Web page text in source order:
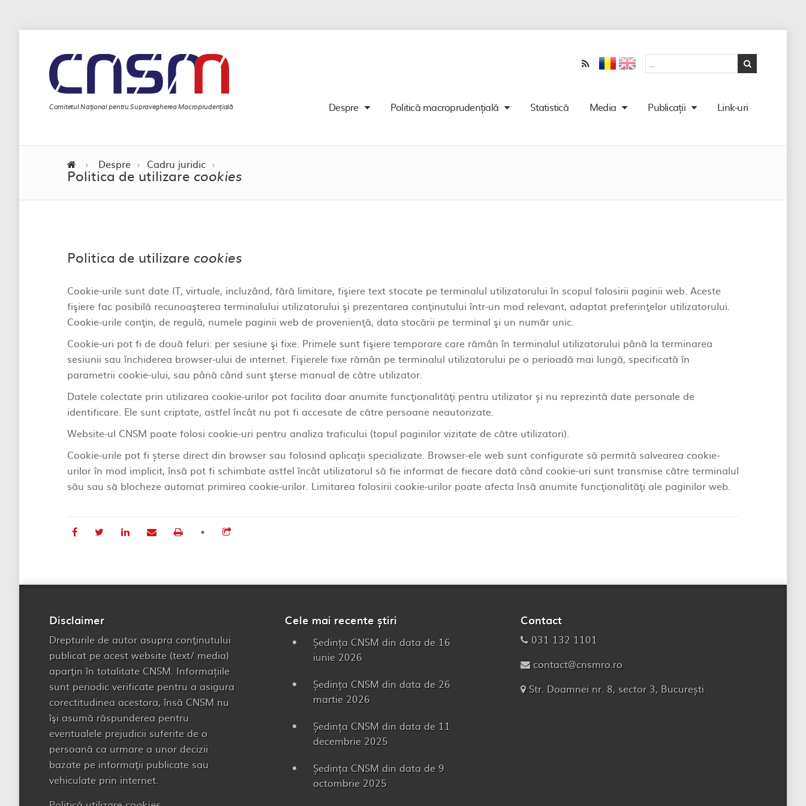
Comitetul Național pentru Supravegherea Macroprudențială Despre Politică macroprudențială Statistică Media Publicații Link-uri
› Despre › Cadru juridic ›
Politica de utilizare cookies
Politica de utilizare cookies
Cookie-urile sunt date IT, virtuale, incluzând, fără limitare, fişiere text stocate pe terminalul utilizatorului în scopul folosirii paginii web. Aceste
fişiere fac posibilă recunoaşterea terminalului utilizatorului şi prezentarea conţinutului într-un mod relevant, adaptat preferinţelor utilizatorului.
Cookie-urile conţin, de regulă, numele paginii web de provenienţă, data stocării pe terminal şi un număr unic.
Cookie-uri pot fi de două feluri: per sesiune şi fixe. Primele sunt fişiere temporare care rămân în terminalul utilizatorului până la terminarea
sesiunii sau închiderea browser-ului de internet. Fişierele fixe rămân pe terminalul utilizatorului pe o perioadă mai lungă, specificată în
parametrii cookie-ului, sau până când sunt şterse manual de către utilizator.
Datele colectate prin utilizarea cookie-urilor pot facilita doar anumite funcţionalităţi pentru utilizator și nu reprezintă date personale de
identificare. Ele sunt criptate, astfel încât nu pot fi accesate de către persoane neautorizate.
Website-ul CNSM poate folosi cookie-uri pentru analiza traficului (topul paginilor vizitate de către utilizatori).
Cookie-urile pot fi șterse direct din browser sau folosind aplicații specializate. Browser-ele web sunt configurate să permită salvearea cookie-
urilor în mod implicit, însă pot fi schimbate astfel încât utilizatorul să fie informat de fiecare dată când cookie-uri sunt transmise către terminalul
său sau să blocheze automat primirea cookie-urilor. Limitarea folosirii cookie-urilor poate afecta însă anumite funcţionalităţi ale paginilor web.
•
Disclaimer
Drepturile de autor asupra conţinutului
publicat pe acest website (text/ media)
aparţin în totalitate CNSM. Informațiile
sunt periodic verificate pentru a asigura
corectitudinea acestora, însă CNSM nu
îşi asumă răspunderea pentru
eventualele prejudicii suferite de o
persoană ca urmare a unor decizii
bazate pe informaţii publicate sau
vehiculate prin internet.
Cele mai recente știri
Ședința CNSM din data de 16
iunie 2026
Ședința CNSM din data de 26
martie 2026
Ședința CNSM din data de 11
decembrie 2025
Ședința CNSM din data de 9
octombrie 2025
Contact
031 132 1101
contact@cnsmro.ro
Str. Doamnei nr. 8, sector 3, București